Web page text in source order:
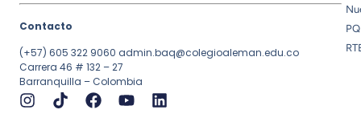
Contacto
(+57) 605 322 9060 admin.baq@colegioaleman.edu.co
Carrera 46 # 132 – 27
Barranquilla – Colombia